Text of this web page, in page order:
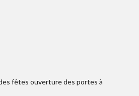
des fêtes ouverture des portes à